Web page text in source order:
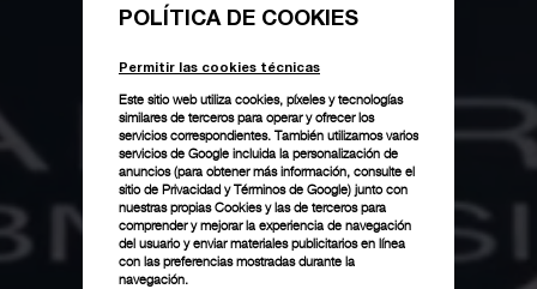
POLÍTICA DE COOKIES
Permitir las cookies técnicas
Este sitio web utiliza cookies, píxeles y tecnologías
similares de terceros para operar y ofrecer los
servicios correspondientes. También utilizamos varios
servicios de Google incluida la personalización de
anuncios (para obtener más información, consulte el
sitio de Privacidad y Términos de Google) junto con
nuestras propias Cookies y las de terceros para
comprender y mejorar la experiencia de navegación
del usuario y enviar materiales publicitarios en línea
con las preferencias mostradas durante la
navegación.